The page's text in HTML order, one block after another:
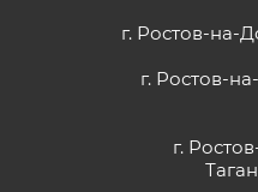
г. Ростов-на-
г. Ростов-
г.